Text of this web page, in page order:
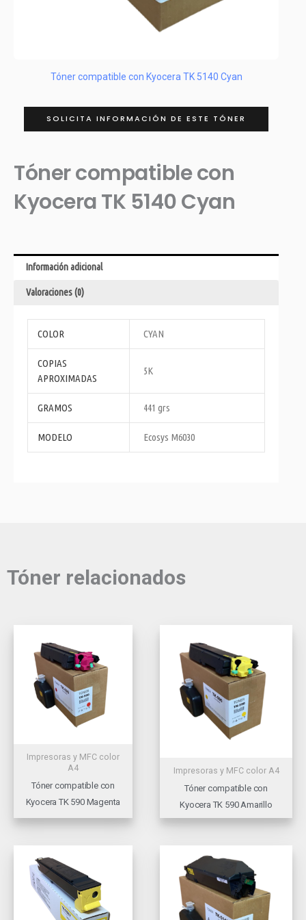
Tóner compatible con Kyocera TK 5140 Cyan
SOLICITA INFORMACIÓN DE ESTE TÓNER
Tóner compatible con
Kyocera TK 5140 Cyan
Información adicional
Valoraciones (0)
COLOR CYAN
COPIAS
APROXIMADAS
5K
GRAMOS 441 grs
MODELO Ecosys M6030
Tóner relacionados
Impresoras y MFC color
A4
Tóner compatible con
Kyocera TK 590 Magenta
Impresoras y MFC color A4
Tóner compatible con
Kyocera TK 590 Amarillo